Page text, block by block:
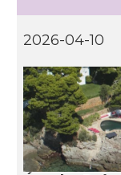
2026-04-10